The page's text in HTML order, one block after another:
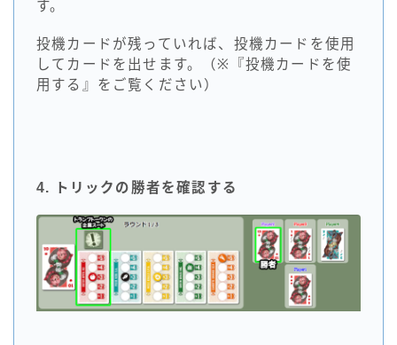
す。
投機カードが残っていれば、投機カードを使用
してカードを出せます。（※『投機カードを使
用する』をご覧ください）
4. トリックの勝者を確認する